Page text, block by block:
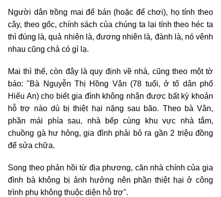
Người dân trồng mai để bán (hoặc để chơi), họ tính theo
cây, theo gốc, chính sách của chúng ta lại tính theo héc ta
thì đúng là, quả nhiên là, đương nhiên là, đành là, nó vênh
nhau cũng chả có gì lạ.
Mai thì thế, còn đây là quy định về nhà, cũng theo một tờ
báo: "Bà Nguyễn Thị Hồng Vân (78 tuổi, ở tổ dân phố
Hiếu An) cho biết gia đình không nhận được bất kỳ khoản
hỗ trợ nào dù bị thiệt hại nặng sau bão. Theo bà Vân,
phần mái phía sau, nhà bếp cùng khu vực nhà tắm,
chuồng gà hư hỏng, gia đình phải bỏ ra gần 2 triệu đồng
để sửa chữa.
Song theo phản hồi từ địa phương, căn nhà chính của gia
đình bà không bị ảnh hưởng nên phần thiệt hại ở công
trình phụ không thuộc diện hỗ trợ".